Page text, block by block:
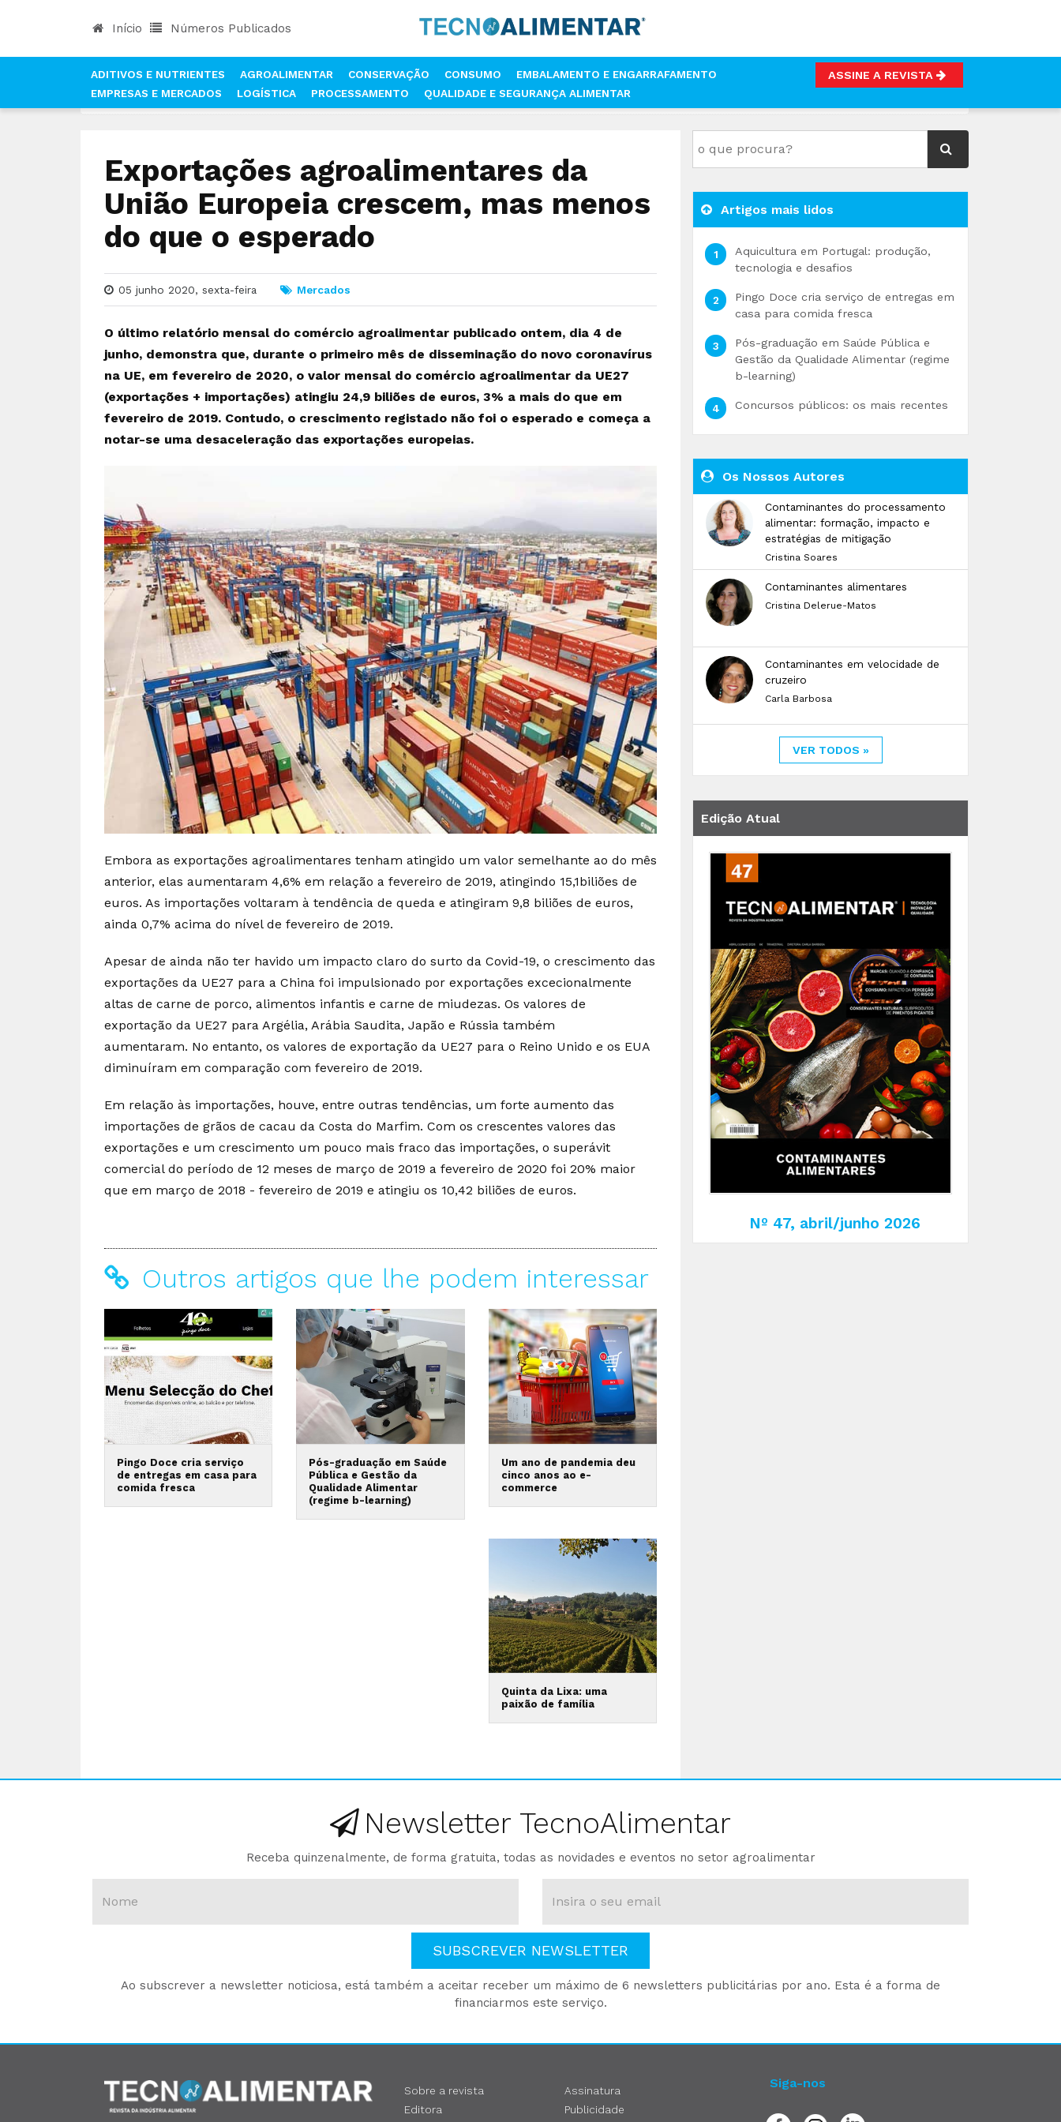
Início Números Publicados
ADITIVOS E NUTRIENTES AGROALIMENTAR CONSERVAÇÃO CONSUMO
EMBALAMENTO E ENGARRAFAMENTO
EMPRESAS E MERCADOS
LOGÍSTICA PROCESSAMENTO QUALIDADE E SEGURANÇA ALIMENTAR
ASSINE A REVISTA
EXPORTAÇÕES AGROALIMENTARES DA UNIÃO EUROPEIA CRESCEM, MAS MENOS DO QUE O ESPERADO
Exportações agroalimentares da
União Europeia crescem, mas menos
do que o esperado
05 junho 2020, sexta-feira Mercados
O último relatório mensal do comércio agroalimentar publicado ontem, dia 4 de
junho, demonstra que, durante o primeiro mês de disseminação do novo coronavírus
na UE, em fevereiro de 2020, o valor mensal do comércio agroalimentar da UE27
(exportações + importações) atingiu 24,9 biliões de euros, 3% a mais do que em
fevereiro de 2019. Contudo, o crescimento registado não foi o esperado e começa a
notar-se uma desaceleração das exportações europeias.
Embora as exportações agroalimentares tenham atingido um valor semelhante ao do mês
anterior, elas aumentaram 4,6% em relação a fevereiro de 2019, atingindo 15,1biliões de
euros. As importações voltaram à tendência de queda e atingiram 9,8 biliões de euros,
ainda 0,7% acima do nível de fevereiro de 2019.
Apesar de ainda não ter havido um impacto claro do surto da Covid-19, o crescimento das
exportações da UE27 para a China foi impulsionado por exportações excecionalmente
altas de carne de porco, alimentos infantis e carne de miudezas. Os valores de
exportação da UE27 para Argélia, Arábia Saudita, Japão e Rússia também
aumentaram. No entanto, os valores de exportação da UE27 para o Reino Unido e os EUA
diminuíram em comparação com fevereiro de 2019.
Em relação às importações, houve, entre outras tendências, um forte aumento das
importações de grãos de cacau da Costa do Marfim. Com os crescentes valores das
exportações e um crescimento um pouco mais fraco das importações, o superávit
comercial do período de 12 meses de março de 2019 a fevereiro de 2020 foi 20% maior
que em março de 2018 - fevereiro de 2019 e atingiu os 10,42 biliões de euros.
Outros artigos que lhe podem interessar
Pingo Doce cria serviço
de entregas em casa para
comida fresca
Pós-graduação em Saúde
Pública e Gestão da
Qualidade Alimentar
(regime b-learning)
Um ano de pandemia deu
cinco anos ao e-
commerce
Quinta da Lixa: uma
paixão de família
Artigos mais lidos
Aquicultura em Portugal: produção,
tecnologia e desafios
Pingo Doce cria serviço de entregas em
casa para comida fresca
Pós-graduação em Saúde Pública e
Gestão da Qualidade Alimentar (regime
b-learning)
Concursos públicos: os mais recentes
Os Nossos Autores
Contaminantes do processamento
alimentar: formação, impacto e
estratégias de mitigação
Cristina Soares
Contaminantes alimentares
Cristina Delerue-Matos
Contaminantes em velocidade de
cruzeiro
Carla Barbosa
VER TODOS »
Edição Atual
Nº 47, abril/junho 2026
Newsletter TecnoAlimentar
Receba quinzenalmente, de forma gratuita, todas as novidades e eventos no setor agroalimentar
SUBSCREVER NEWSLETTER
Ao subscrever a newsletter noticiosa, está também a aceitar receber um máximo de 6 newsletters publicitárias por ano. Esta é a forma de
financiarmos este serviço.
Sobre a revista
Editora
Assinatura
Publicidade
Siga-nos